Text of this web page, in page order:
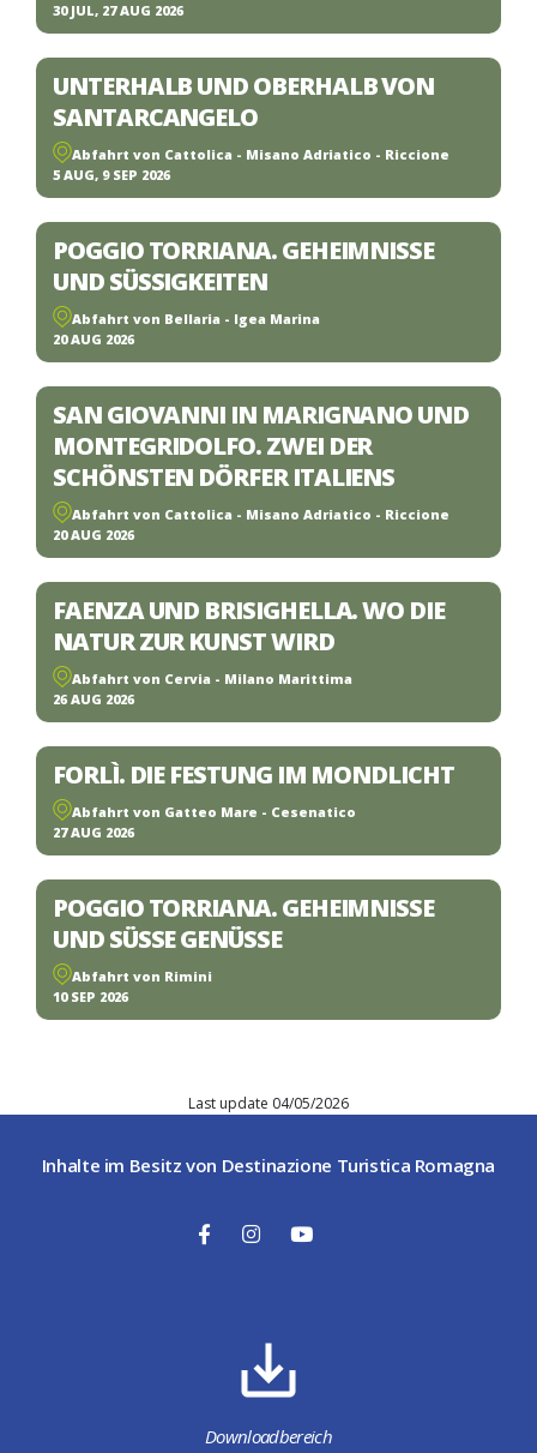
30 JUL, 27 AUG 2026
UNTERHALB UND OBERHALB VON
SANTARCANGELO
Abfahrt von Cattolica - Misano Adriatico - Riccione
5 AUG, 9 SEP 2026
POGGIO TORRIANA. GEHEIMNISSE
UND SÜSSIGKEITEN
Abfahrt von Bellaria - Igea Marina
20 AUG 2026
SAN GIOVANNI IN MARIGNANO UND
MONTEGRIDOLFO. ZWEI DER
SCHÖNSTEN DÖRFER ITALIENS
Abfahrt von Cattolica - Misano Adriatico - Riccione
20 AUG 2026
FAENZA UND BRISIGHELLA. WO DIE
NATUR ZUR KUNST WIRD
Abfahrt von Cervia - Milano Marittima
26 AUG 2026
FORLÌ. DIE FESTUNG IM MONDLICHT
Abfahrt von Gatteo Mare - Cesenatico
27 AUG 2026
POGGIO TORRIANA. GEHEIMNISSE
UND SÜSSE GENÜSSE
Abfahrt von Rimini
10 SEP 2026
Last update 04/05/2026
Inhalte im Besitz von Destinazione Turistica Romagna
Downloadbereich